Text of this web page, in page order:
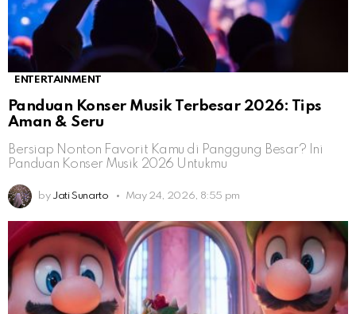
ENTERTAINMENT
Panduan Konser Musik Terbesar 2026: Tips
Aman & Seru
Bersiap Nonton Favorit Kamu di Panggung Besar? Ini
Panduan Konser Musik 2026 Untukmu
by Jati Sunarto May 24, 2026, 8:55 pm